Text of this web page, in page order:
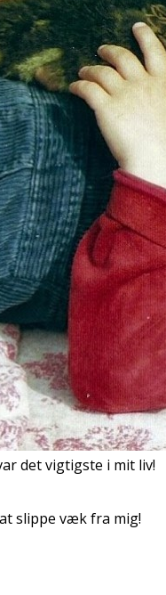
det vigtigste i mit liv!
slippe væk fra mig!